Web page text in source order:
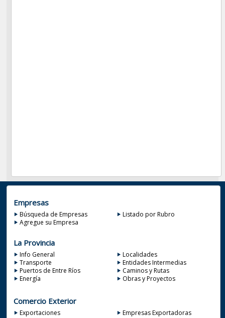
Empresas
Búsqueda de Empresas
Listado por Rubro
Agregue su Empresa
La Provincia
Info General
Localidades
Transporte
Entidades Intermedias
Puertos de Entre Ríos
Caminos y Rutas
Energía
Obras y Proyectos
Comercio Exterior
Exportaciones Empresas Exportadoras